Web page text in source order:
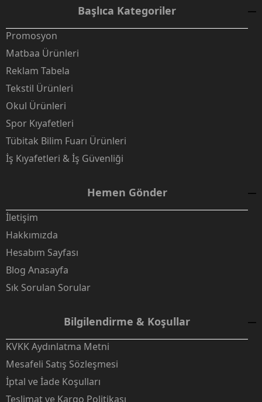
Başlıca Kategoriler
Promosyon
Matbaa Ürünleri
Reklam Tabela
Tekstil Ürünleri
Okul Ürünleri
Spor Kıyafetleri
Tübitak Bilim Fuarı Ürünleri
İş Kıyafetleri & İş Güvenliği
Hemen Gönder
İletişim
Hakkımızda
Hesabım Sayfası
Blog Anasayfa
Sık Sorulan Sorular
Bilgilendirme & Koşullar
KVKK Aydınlatma Metni
Mesafeli Satış Sözleşmesi
İptal ve İade Koşulları
Teslimat ve Kargo Politikası